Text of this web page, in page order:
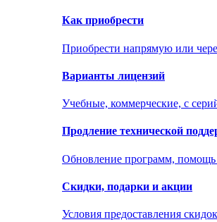
Как приобрести
Приобрести напрямую или
Варианты лицензий
Учебные, коммерческие, с
Продление технической
Обновление программ, помощь
Скидки, подарки и акции
Условия предоставления